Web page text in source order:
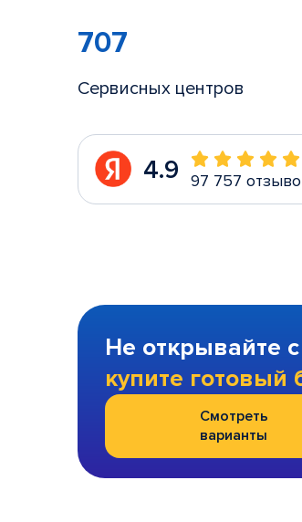
707
Сервисных центров
4.9 97 757
Не открывайте
купите готовый
Смотреть
варианты